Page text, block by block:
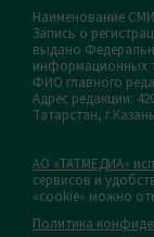
Наименование
Запись о
выдано
информационных
ФИО главного
Адрес редакции:
Татарстан,
АО «ТАТМЕДИА»
сервисов и
«cookie» можно
Политика